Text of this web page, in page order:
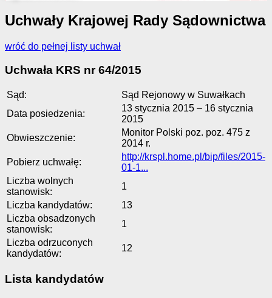
Uchwały Krajowej Rady Sądownictwa
wróć do pełnej listy uchwał
Uchwała KRS nr 64/2015
Sąd:
Sąd Rejonowy w Suwałkach
Data posiedzenia:
13 stycznia 2015 – 16 stycznia
2015
Obwieszczenie:
Monitor Polski poz. poz. 475 z
2014 r.
Pobierz uchwałę:
http://krspl.home.pl/bip/files/2015-
01-1...
Liczba wolnych
stanowisk:
1
Liczba kandydatów:
13
Liczba obsadzonych
stanowisk:
1
Liczba odrzuconych
kandydatów:
12
Lista kandydatów